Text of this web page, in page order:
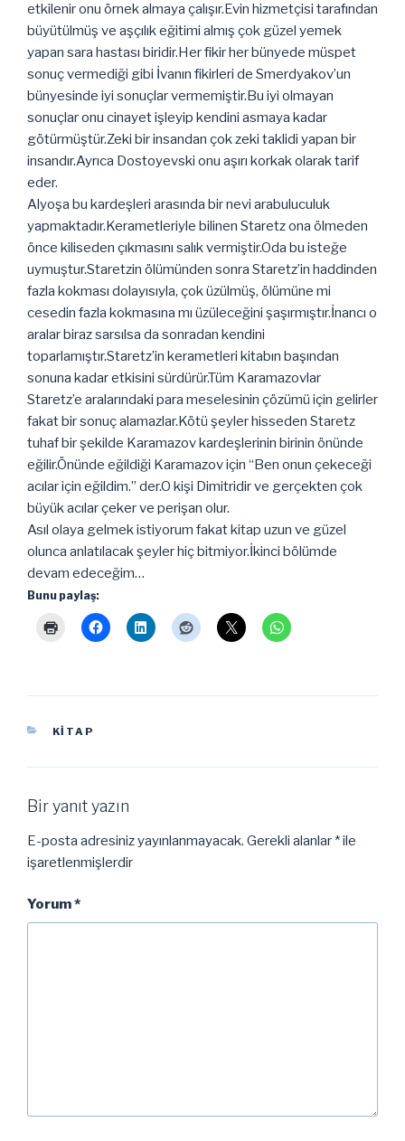
etkilenir onu örnek almaya çalışır.Evin hizmetçisi tarafından
büyütülmüş ve aşçılık eğitimi almış çok güzel yemek
yapan sara hastası biridir.Her fikir her bünyede müspet
sonuç vermediği gibi İvanın fikirleri de Smerdyakov’un
bünyesinde iyi sonuçlar vermemiştir.Bu iyi olmayan
sonuçlar onu cinayet işleyip kendini asmaya kadar
götürmüştür.Zeki bir insandan çok zeki taklidi yapan bir
insandır.Ayrıca Dostoyevski onu aşırı korkak olarak tarif
eder.
Alyoşa bu kardeşleri arasında bir nevi arabuluculuk
yapmaktadır.Kerametleriyle bilinen Staretz ona ölmeden
önce kiliseden çıkmasını salık vermiştir.Oda bu isteğe
uymuştur.Staretzin ölümünden sonra Staretz’in haddinden
fazla kokması dolayısıyla, çok üzülmüş, ölümüne mi
cesedin fazla kokmasına mı üzüleceğini şaşırmıştır.İnancı o
aralar biraz sarsılsa da sonradan kendini
toparlamıştır.Staretz’in kerametleri kitabın başından
sonuna kadar etkisini sürdürür.Tüm Karamazovlar
Staretz’e aralarındaki para meselesinin çözümü için gelirler
fakat bir sonuç alamazlar.Kötü şeyler hisseden Staretz
tuhaf bir şekilde Karamazov kardeşlerinin birinin önünde
eğilir.Önünde eğildiği Karamazov için “Ben onun çekeceği
acılar için eğildim.” der.O kişi Dimitridir ve gerçekten çok
büyük acılar çeker ve perişan olur.
Asıl olaya gelmek istiyorum fakat kitap uzun ve güzel
olunca anlatılacak şeyler hiç bitmiyor.İkinci bölümde
devam edeceğim…
Bunu paylaş:
KATEGORILER
KITAP
Bir yanıt yazın
E-posta adresiniz yayınlanmayacak. Gerekli alanlar *ile
işaretlenmişlerdir
Yorum*